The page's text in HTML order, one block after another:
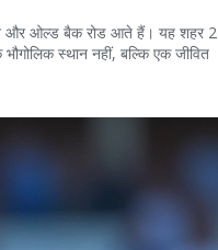
और ओल्ड बैक रोड आते हैं। यह शहर 2
स्थान नहीं, बल्कि एक जीवित